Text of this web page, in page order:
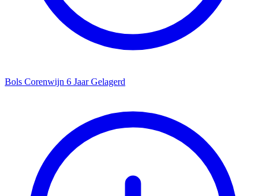
Bols Corenwijn 6 Jaar Gelagerd